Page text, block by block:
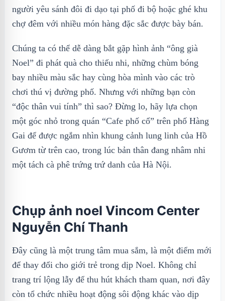
người yêu sánh đôi đi dạo tại phố đi bộ hoặc ghé khu
chợ đêm với nhiều món hàng đặc sắc được bày bán.
Chúng ta có thể dễ dàng bắt gặp hình ảnh “ông già
Noel” đi phát quà cho thiếu nhi, những chùm bóng
bay nhiều màu sắc hay cùng hòa mình vào các trò
chơi thú vị đường phố. Nhưng với những bạn còn
“độc thân vui tính” thì sao? Đừng lo, hãy lựa chọn
một góc nhỏ trong quán “Cafe phố cổ” trên phố Hàng
Gai để được ngắm nhìn khung cảnh lung linh của Hồ
Gươm từ trên cao, trong lúc bản thân đang nhâm nhi
một tách cà phê trứng trứ danh của Hà Nội.
Chụp ảnh noel Vincom Center
Nguyễn Chí Thanh
Đây cũng là một trung tâm mua sắm, là một điểm mới
để thay đổi cho giới trẻ trong dịp Noel. Không chỉ
trang trí lộng lẫy để thu hút khách tham quan, nơi đây
còn tổ chức nhiều hoạt động sôi động khác vào dịp